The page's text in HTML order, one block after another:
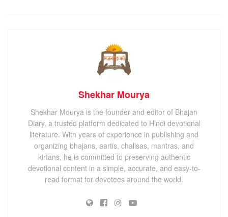
Shekhar Mourya
Shekhar Mourya is the founder and editor of Bhajan
Diary, a trusted platform dedicated to Hindi devotional
literature. With years of experience in publishing and
organizing bhajans, aartis, chalisas, mantras, and
kirtans, he is committed to preserving authentic
devotional content in a simple, accurate, and easy-to-
read format for devotees around the world.